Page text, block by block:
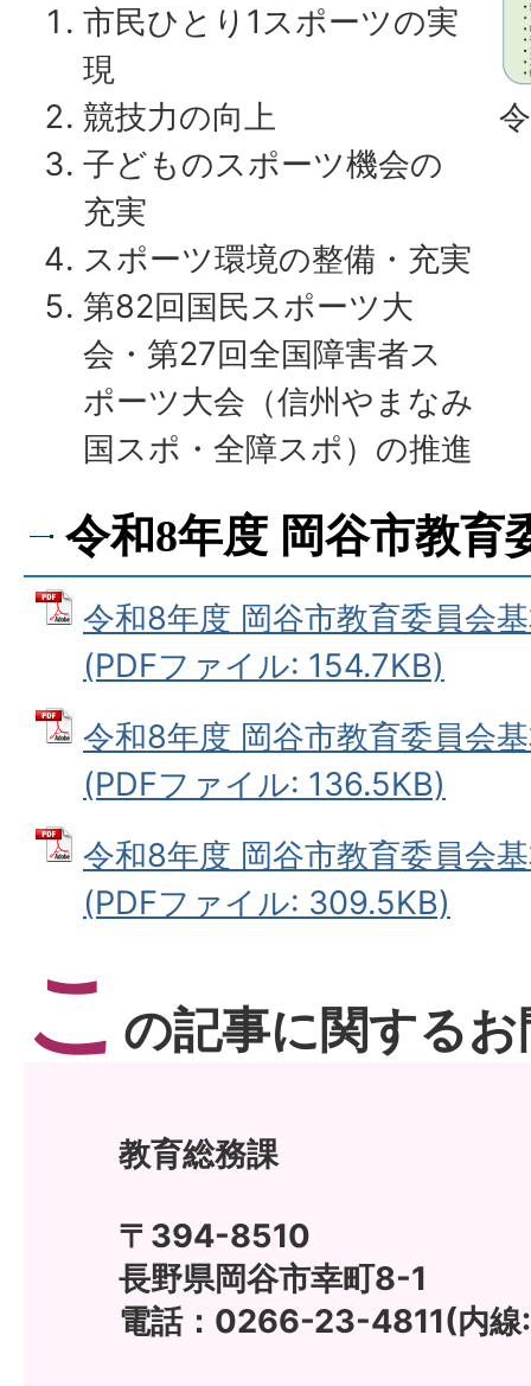
市民ひとり1スポーツの実
現
競技力の向上
子どものスポーツ機会の
充実
スポーツ環境の整備・充実
第82回国民スポーツ大
会・第27回全国障害者ス
ポーツ大会（信州やまなみ
国スポ・全障スポ）の推進
令和8年度 岡谷市教育
令和8年度 岡谷市教育委員会
(PDFファイル: 154.7KB)
令和8年度 岡谷市教育委員会
(PDFファイル: 136.5KB)
令和8年度 岡谷市教育委員会
(PDFファイル: 309.5KB)
こ の記事に関する
教育総務課
〒394-8510
長野県岡谷市幸町8-1
電話：0266-23-4811(内線